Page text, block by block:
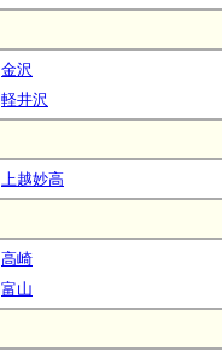
金沢
軽井沢
上越妙高
高崎
富山